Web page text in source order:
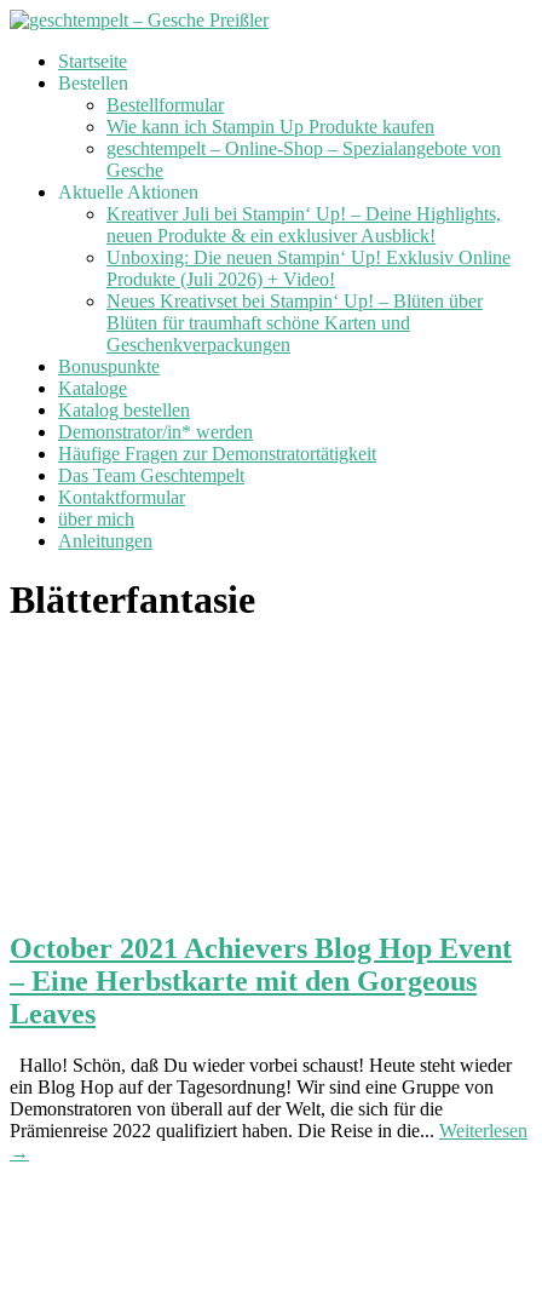
Skip
Startseite
Bestellen
Bestellformular
Wie kann ich Stampin Up Produkte kaufen
geschtempelt – Online-Shop – Spezialangebote von
Gesche
Aktuelle Aktionen
Kreativer Juli bei Stampin‘ Up! – Deine Highlights,
neuen Produkte & ein exklusiver Ausblick!
Unboxing: Die neuen Stampin‘ Up! Exklusiv Online
Produkte (Juli 2026) + Video!
Neues Kreativset bei Stampin‘ Up! – Blüten über
Blüten für traumhaft schöne Karten und
Geschenkverpackungen
Bonuspunkte
Kataloge
Katalog bestellen
Demonstrator/in* werden
Häufige Fragen zur Demonstratortätigkeit
Das Team Geschtempelt
Kontaktformular
über mich
Anleitungen
Blätterfantasie
October 2021 Achievers Blog Hop Event
– Eine Herbstkarte mit den Gorgeous
Leaves
Hallo! Schön, daß Du wieder vorbei schaust! Heute steht wieder
ein Blog Hop auf der Tagesordnung! Wir sind eine Gruppe von
Demonstratoren von überall auf der Welt, die sich für die
Prämienreise 2022 qualifiziert haben. Die Reise in die... Weiterlesen
→